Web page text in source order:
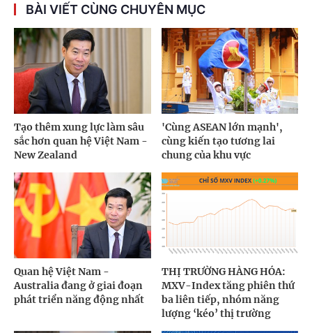
BÀI VIẾT CÙNG CHUYÊN MỤC
Tạo thêm xung lực làm sâu
sắc hơn quan hệ Việt Nam -
New Zealand
'Cùng ASEAN lớn mạnh',
cùng kiến tạo tương lai
chung của khu vực
Quan hệ Việt Nam -
Australia đang ở giai đoạn
phát triển năng động nhất
THỊ TRƯỜNG HÀNG HÓA:
MXV-Index tăng phiên thứ
ba liên tiếp, nhóm năng
lượng ‘kéo’ thị trường